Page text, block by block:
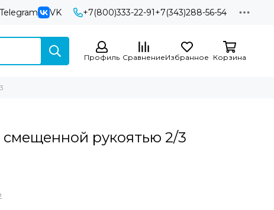
Telegram VK +7(800)333-22-91+7(343)288-56-54
Профиль СравнениеИзбранное Корзина
смещенной рукоятью 2/3